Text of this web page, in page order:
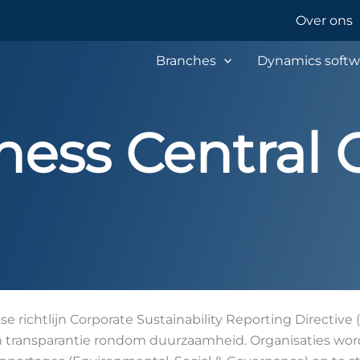
Over ons
Branches Dynamics
Central
richtlijn Corporate Sustainability Reporting Directive
transparantie rondom duurzaamheid. Organisaties